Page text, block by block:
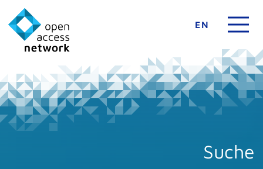
EN
Suche